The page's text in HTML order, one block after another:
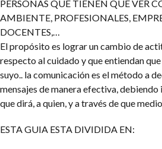
PERSONAS QUE TIENEN QUE VER
AMBIENTE, PROFESIONALES,
DOCENTES,…
El propósito es lograr un cambio de
respecto al cuidado y que entiendan
suyo.. la comunicación es el método a
mensajes de manera efectiva,
que dirá, a quien, y a través de que
ESTA GUIA ESTA DIVIDIDA EN: